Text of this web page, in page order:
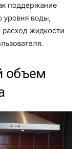
поддержание
уровня воды,
расход жидкости
объем